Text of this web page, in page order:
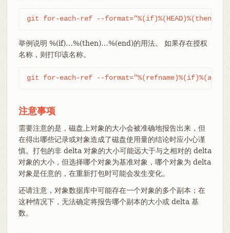
git for-each-ref --format="%(if)%(HEAD)%(then)*
举例说明 %(if)…​%(then)…​%(end)的用法。 如果存在授权
名称，则打印该名称。
git for-each-ref --
注意事项
需要注意的是，磁盘上对象的大小会被准确地报告出来，但
在得出哪些记录或对象造成了磁盘使用量的结论时应小心谨
慎。打包的非 delta 对象的大小可能远大于与之相对的 delta
对象的大小，但选择哪个对象为基准对象，哪个对象为 delta
对象是任意的，在重新打包时可能会发生变化。
还请注意，对象数据库中可能存在一个对象的多个副本；在
这种情况下，无法确定将报告哪个副本的大小或 delta 基
数。